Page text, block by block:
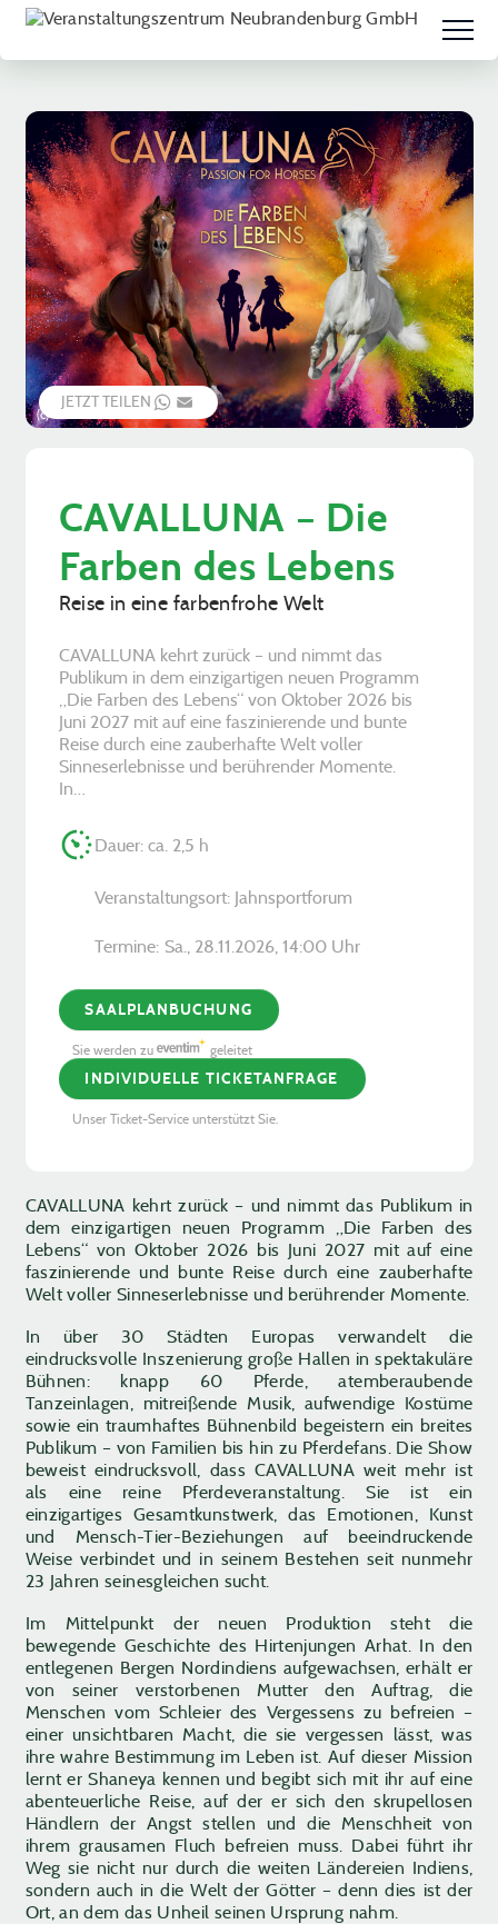
CAVALLUNA kehrt zurück – und nimmt das Publikum in
dem einzigartigen neuen Programm „Die Farben des
Lebens“ von Oktober 2026 bis Juni 2027 mit auf eine
faszinierende und bunte Reise durch eine zauberhafte
Welt voller Sinneserlebnisse und berührender Momente.
In über 30 Städten Europas verwandelt die
eindrucksvolle Inszenierung große Hallen in spektakuläre
Bühnen: knapp 60 Pferde, atemberaubende
Tanzeinlagen, mitreißende Musik, aufwendige Kostüme
sowie ein traumhaftes Bühnenbild begeistern ein breites
Publikum – von Familien bis hin zu Pferdefans. Die Show
beweist eindrucksvoll, dass CAVALLUNA weit mehr ist
als eine reine Pferdeveranstaltung. Sie ist ein
einzigartiges Gesamtkunstwerk, das Emotionen, Kunst
und Mensch-Tier-Beziehungen auf beeindruckende
Weise verbindet und in seinem Bestehen seit nunmehr
23 Jahren seinesgleichen sucht.
Im Mittelpunkt der neuen Produktion steht die
bewegende Geschichte des Hirtenjungen Arhat. In den
entlegenen Bergen Nordindiens aufgewachsen, erhält er
von seiner verstorbenen Mutter den Auftrag, die
Menschen vom Schleier des Vergessens zu befreien –
einer unsichtbaren Macht, die sie vergessen lässt, was
ihre wahre Bestimmung im Leben ist. Auf dieser Mission
lernt er Shaneya kennen und begibt sich mit ihr auf eine
abenteuerliche Reise, auf der er sich den skrupellosen
Händlern der Angst stellen und die Menschheit von
ihrem grausamen Fluch befreien muss. Dabei führt ihr
Weg sie nicht nur durch die weiten Ländereien Indiens,
sondern auch in die Welt der Götter – denn dies ist der
Ort, an dem das Unheil seinen Ursprung nahm.
(c) Veranstalter
JETZT TEILEN WHATSAPP
EMAIL
CAVALLUNA – Die
Farben des Lebens
Reise in eine farbenfrohe Welt
CAVALLUNA kehrt zurück – und nimmt das
Publikum in dem einzigartigen neuen Programm
„Die Farben des Lebens“ von Oktober 2026 bis
Juni 2027 mit auf eine faszinierende und bunte
Reise durch eine zauberhafte Welt voller
Sinneserlebnisse und berührender Momente.
In…
Dauer: ca. 2,5 h
Veranstaltungsort: Jahnsportforum
Termine: Sa., 28.11.2026, ­14:00 Uhr
SAALPLANBUCHUNG
Sie werden zu geleitet
INDIVIDUELLE TICKETANFRAGE
Unser Ticket-Service unterstützt Sie.